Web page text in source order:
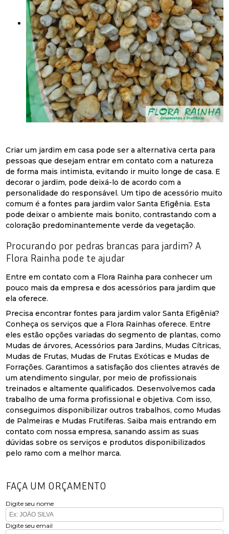
Criar um jardim em casa pode ser a alternativa certa para
pessoas que desejam entrar em contato com a natureza
de forma mais intimista, evitando ir muito longe de casa. E
decorar o jardim, pode deixá-lo de acordo com a
personalidade do responsável. Um tipo de acessório muito
comum é a fontes para jardim valor Santa Efigênia. Esta
pode deixar o ambiente mais bonito, contrastando com a
coloração predominantemente verde da vegetação.
Procurando por pedras brancas para jardim? A
Flora Rainha pode te ajudar
Entre em contato com a Flora Rainha para conhecer um
pouco mais da empresa e dos acessórios para jardim que
ela oferece.
Precisa encontrar fontes para jardim valor Santa Efigênia?
Conheça os serviços que a Flora Rainhas oferece. Entre
eles estão opções variadas do segmento de plantas, como
Mudas de árvores, Acessórios para Jardins, Mudas Cítricas,
Mudas de Frutas, Mudas de Frutas Exóticas e Mudas de
Forrações. Garantimos a satisfação dos clientes através de
um atendimento singular, por meio de profissionais
treinados e altamente qualificados. Desenvolvemos cada
trabalho de uma forma profissional e objetiva. Com isso,
conseguimos disponibilizar outros trabalhos, como Mudas
de Palmeiras e Mudas Frutíferas. Saiba mais entrando em
contato com nossa empresa, sanando assim as suas
dúvidas sobre os serviços e produtos disponibilizados
pelo ramo com a melhor marca.
FAÇA UM ORÇAMENTO
Digite seu nome
Digite seu email